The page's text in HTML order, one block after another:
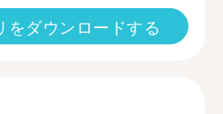
をダウンロードする